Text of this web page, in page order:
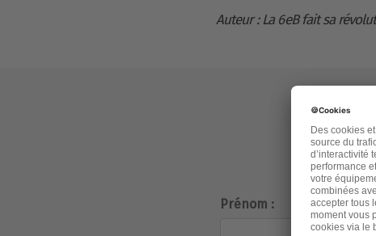
Auteur : La 6eB fait sa
Prénom :